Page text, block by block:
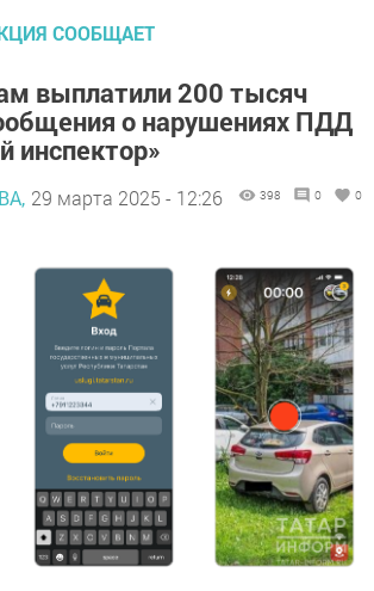
СООБЩАЕТ
выплатили 200 тысяч
о нарушениях ПДД
инспектор»
29 марта 2025 - 12:26 398 0 0